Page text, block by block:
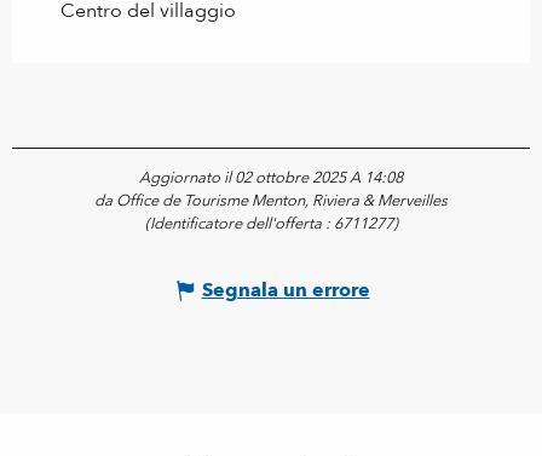
Centro del villaggio
Aggiornato il 02 ottobre 2025 A 14:08
da Office de Tourisme Menton, Riviera & Merveilles
(Identificatore dell'offerta : 6711277)
Segnala un errore